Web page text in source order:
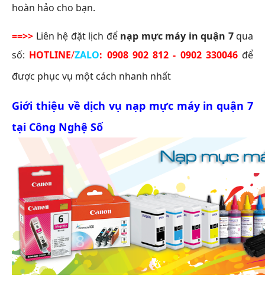
hoàn hảo cho bạn.
==>> Liên hệ đặt lịch để nạp mực máy in quận 7qua
số: HOTLINE/ZALO: 0908 902 812 - 0902 330046 để
được phục vụ một cách nhanh nhất
Giới thiệu về dịch vụ nạp mực máy in quận 7
tại Công Nghệ Số